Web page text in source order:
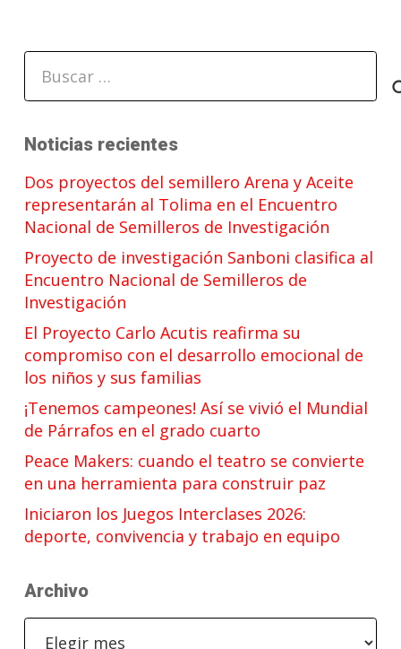
Noticias recientes
Dos proyectos del semillero Arena y Aceite
representarán al Tolima en el Encuentro
Nacional de Semilleros de Investigación
Proyecto de investigación Sanboni clasifica al
Encuentro Nacional de Semilleros de
Investigación
El Proyecto Carlo Acutis reafirma su
compromiso con el desarrollo emocional de
los niños y sus familias
¡Tenemos campeones! Así se vivió el Mundial
de Párrafos en el grado cuarto
Peace Makers: cuando el teatro se convierte
en una herramienta para construir paz
Iniciaron los Juegos Interclases 2026:
deporte, convivencia y trabajo en equipo
Archivo